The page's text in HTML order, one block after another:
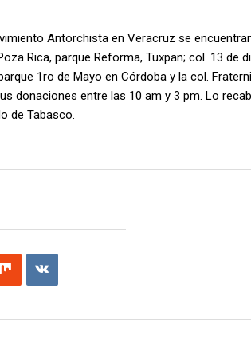
Antorchista en Veracruz se
Rica, parque Reforma, Tuxpan; col. 13 de
1ro de Mayo en Córdoba y la col.
donaciones entre las 10 am y 3 pm. Lo
de Tabasco.